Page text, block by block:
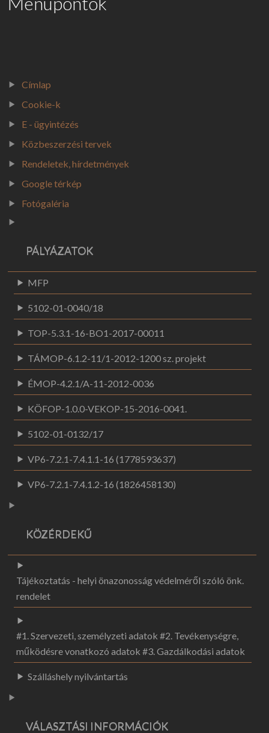
KÖZÉRDEKŰ
VÁLASZTÁSI INFORMÁCIÓK
VÁLASZTÁSI SZERVEK
VÁLASZTÁSI ÜGYINTÉZÉS
2026. ÉVI VÁLASZTÁS
KORÁBBI VÁLASZTÁSOK (2024)
Címlap
Cookie-k
E - ügyintézés
Közbeszerzési tervek
Rendeletek, hírdetmények
Google térkép
Fotógaléria
PÁLYÁZATOK
MFP
5102-01-0040/18
TOP-5.3.1-16-BO1-2017-00011
TÁMOP-6.1.2-11/1-2012-1200 sz. projekt
ÉMOP-4.2.1/A-11-2012-0036
KÖFOP-1.0.0-VEKOP-15-2016-0041.
5102-01-0132/17
VP6-7.2.1-7.4.1.1-16 (1778593637)
VP6-7.2.1-7.4.1.2-16 (1826458130)
KÖZÉRDEKŰ
Tájékoztatás - helyi önazonosság védelméről szóló önk.
rendelet
#1. Szervezeti, személyzeti adatok #2. Tevékenységre,
működésre vonatkozó adatok #3. Gazdálkodási adatok
Szálláshely nyilvántartás
VÁLASZTÁSI INFORMÁCIÓK